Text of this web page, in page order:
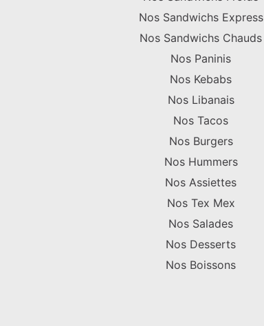
Nos Sandwichs Express
Nos Sandwichs Chauds
Nos Paninis
Nos Kebabs
Nos Libanais
Nos Tacos
Nos Burgers
Nos Hummers
Nos Assiettes
Nos Tex Mex
Nos Salades
Nos Desserts
Nos Boissons